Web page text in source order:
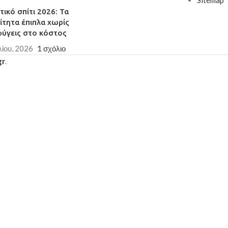
σπίτι 2026: Τα
έπιπλα χωρίς
στο κόστος
2026 1 σχόλιο
.